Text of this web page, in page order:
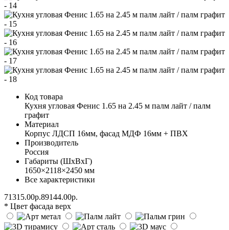
Код товара
Кухня угловая Фенис 1.65 на 2.45 м палм лайт / палм
графит
Материал
Корпус ЛДСП 16мм, фасад МДФ 16мм + ПВХ
Производитель
Россия
Габариты (ШхВхГ)
1650×2118×2450 мм
Все характеристики
71315.00р.89144.00р.
* Цвет фасада верх